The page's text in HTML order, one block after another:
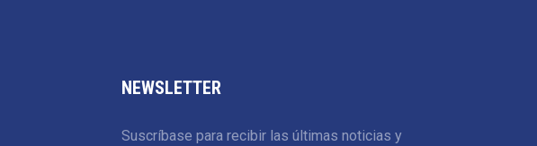
NEWSLETTER
Suscríbase para recibir las últimas noticias y